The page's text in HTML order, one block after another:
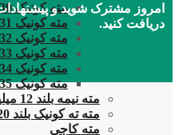
مته کونیک 30 میلیمتر
مته کونیک 31 میلیمتر
مته کونیک 32 میلمتر
مته کونیک 33 میلیمتر
مته کونیک 34 میلیمتر
مته کونیک 35 میلیمتر
مته نیمه بلند 12 میلیمتر
مته ته کونیک بلند 20 میلیمتر
مته کاجی
امروز مشترک شوید و
دریافت کنید.